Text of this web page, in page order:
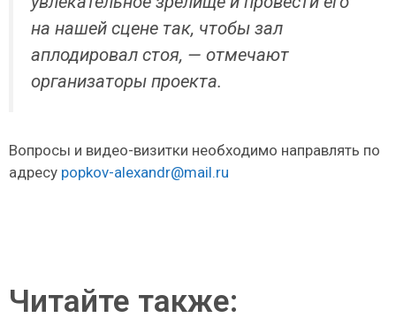
на нашей сцене так, чтобы зал
аплодировал стоя, — отмечают
организаторы проекта.
Вопросы и видео-визитки необходимо направлять по
адресу popkov-alexandr@mail.ru
Читайте также: